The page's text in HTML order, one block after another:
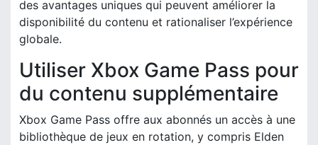
des avantages uniques qui peuvent améliorer la
disponibilité du contenu et rationaliser l’expérience
globale.
Utiliser Xbox Game Pass pour
du contenu supplémentaire
Xbox Game Pass offre aux abonnés un accès à une
bibliothèque de jeux en rotation, y compris Elden